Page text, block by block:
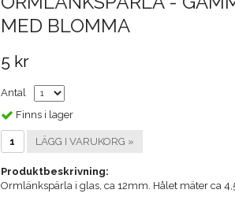
MED BLOMMA
5 kr
Antal
Finns i lager
LÄGG I VARUKORG »
Produktbeskrivning:
Ormlänkspärla i glas, ca 12mm. Hålet mäter ca